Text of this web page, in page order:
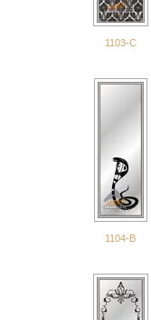
1103-С
1104-В